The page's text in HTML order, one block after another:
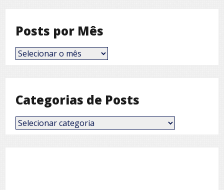
Posts por Mês
Posts
por
Categorias de Posts
Categorias
de